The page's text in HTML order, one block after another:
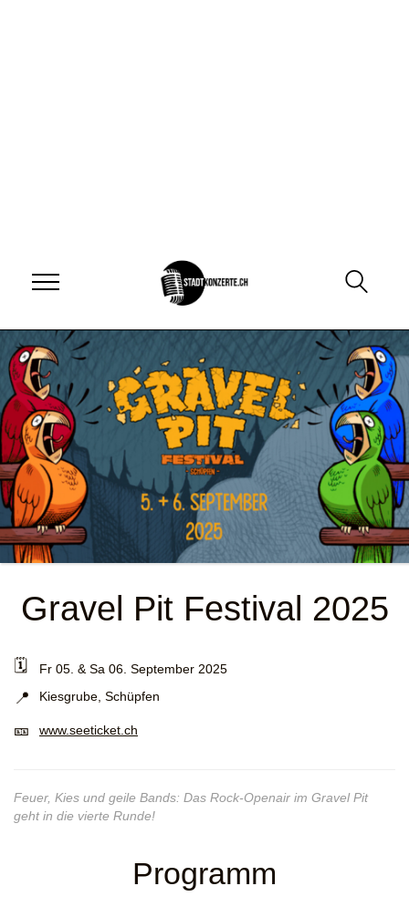
Gravel Pit Festival 2025
🗓️
📍
Fr 05. & Sa 06. September 2025
Kiesgrube, Schüpfen
🎫 www.seeticket.ch
Feuer, Kies und geile Bands: Das Rock-Openair im Gravel Pit
geht in die vierte Runde!
Programm